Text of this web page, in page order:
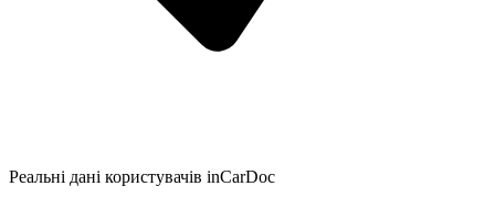
Реальні дані користувачів inCarDoc